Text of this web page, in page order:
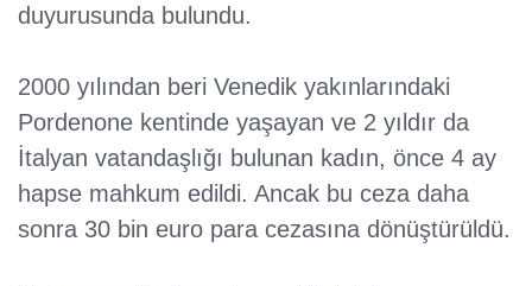
duyurusunda bulundu.
2000 yılından beri Venedik yakınlarındaki
Pordenone kentinde yaşayan ve 2 yıldır da
İtalyan vatandaşlığı bulunan kadın, önce 4 ay
hapse mahkum edildi. Ancak bu ceza daha
sonra 30 bin euro para cezasına dönüştürüldü.